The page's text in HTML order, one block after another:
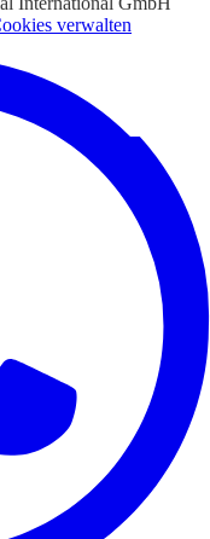
verwalten